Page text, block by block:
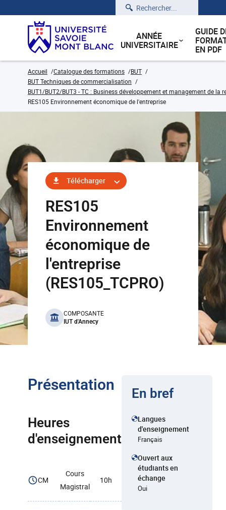
Rechercher
ANNÉE
UNIVERSITAIRE
GUIDE
EN PDF
Accueil Catalogue des formations
BUT
BUT Techniques de commercialisation
BUT1/BUT2/BUT3 - TC : Business développement et management de la
RES105 Environnement économique de l'entreprise
Télécharger
RES105
Environnement
économique de
l'entreprise
(RES105_TCPRO)
benefits
COMPOSANTE
IUT d'Annecy
Présentation
Heures
d'enseignement
CM
Cours
Magistral
10h
En bref
Langues
d'enseignement
Français
Ouvert aux
étudiants en
échange
Oui